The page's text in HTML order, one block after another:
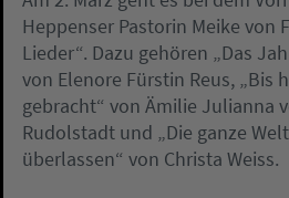
Heppenser Pastorin Meike von
Lieder“. Dazu gehören „Das
von Elenore Fürstin Reus, „Bis
gebracht“ von Ämilie Julianna
Rudolstadt und „Die ganze
überlassen“ von Christa Weiss.